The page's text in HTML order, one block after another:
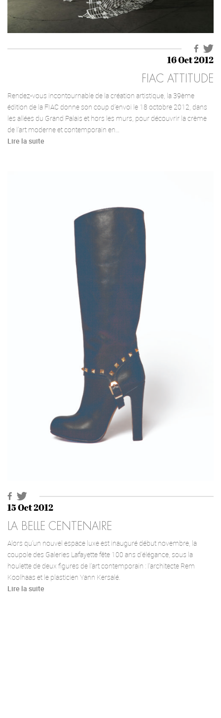
16 Oct 2012
FIAC ATTITUDE
Rendez-vous incontournable de la création artistique, la 39ème
édition de la FIAC donne son coup d’envoi le 18 octobre 2012, dans
les allées du Grand Palais et hors les murs, pour découvrir la crème
de l’art moderne et contemporain en…
Lire la suite
15 Oct 2012
LA BELLE CENTENAIRE
Alors qu’un nouvel espace luxe est inauguré début novembre, la
coupole des Galeries Lafayette fête 100 ans d’élégance, sous la
houlette de deux figures de l’art contemporain : l’architecte Rem
Koolhaas et le plasticien Yann Kersalé.
Lire la suite